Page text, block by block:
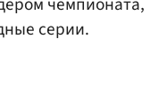
серии.